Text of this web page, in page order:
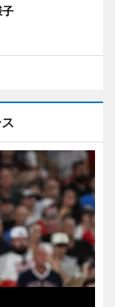
子